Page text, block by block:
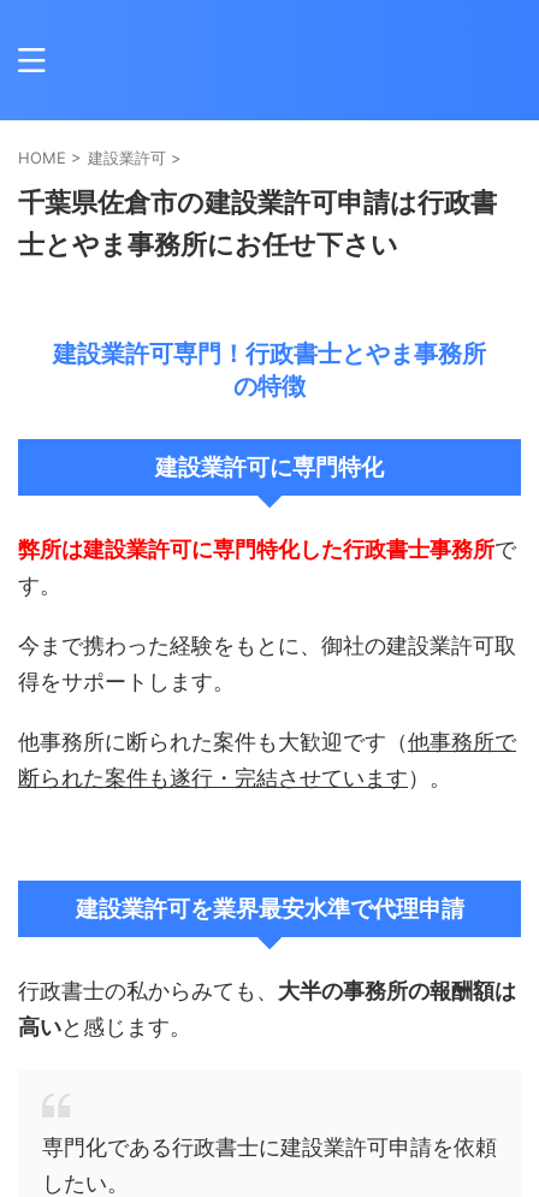
HOME > 建設業許可 >
千葉県佐倉市の建設業許可申請は行政書
士とやま事務所にお任せ下さい
建設業許可専門！行政書士とやま事務所
の特徴
建設業許可に専門特化
弊所は建設業許可に専門特化した行政書士事務所で
す。
今まで携わった経験をもとに、御社の建設業許可取
得をサポートします。
他事務所に断られた案件も大歓迎です（他事務所で
断られた案件も遂行・完結させています）。
建設業許可を業界最安水準で代理申請
行政書士の私からみても、 大半の事務所の報酬額は
高いと感じます。
専門化である行政書士に建設業許可申請を依頼
したい。